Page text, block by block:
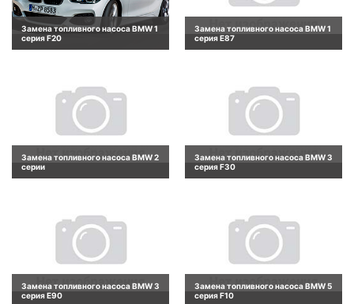
Замена топливного насоса BMW 1
серия F20
Замена топливного насоса BMW 1
серия E87
Замена топливного насоса BMW 2
серии
Замена топливного насоса BMW 3
серия F30
Замена топливного насоса BMW 3
серия E90
Замена топливного насоса BMW 5
серия F10